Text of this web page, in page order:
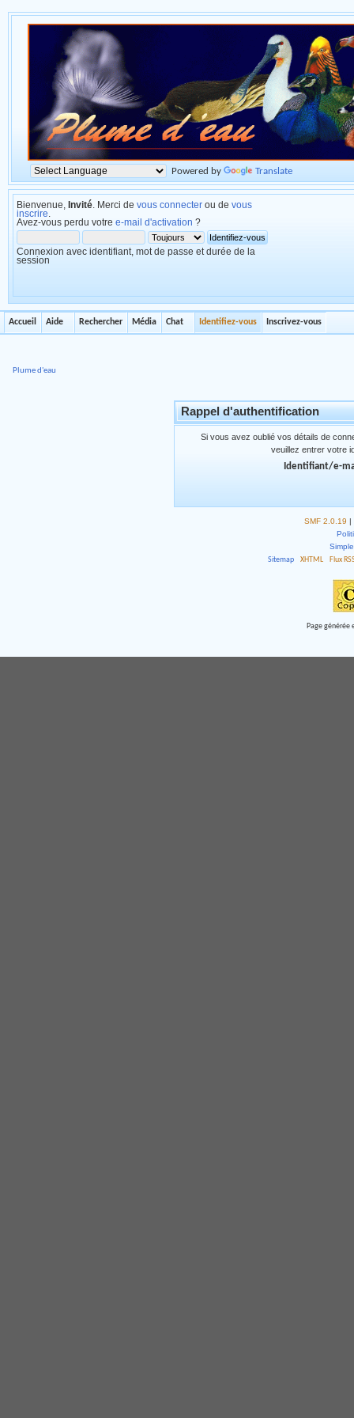
Powered by Translate
Bienvenue, Invité . Merci de vous connecter ou de vous
inscrire
Avez-vous perdu votre e-mail d'activation ?
Connexion avec identifiant, mot de passe et durée de la
session
Accueil Aide Rechercher Média Chat Identifiez-vous Inscrivez-vous
Plume d'eau
Rappel d'authentification
Si vous avez oublié vos détails de
veuillez entrer votre
Identifiant/e-
SMF 2.0.19 |
Sitemap
XHTML Flux
Page générée